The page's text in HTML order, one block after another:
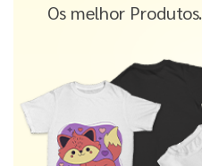
Os melhor Produtos.